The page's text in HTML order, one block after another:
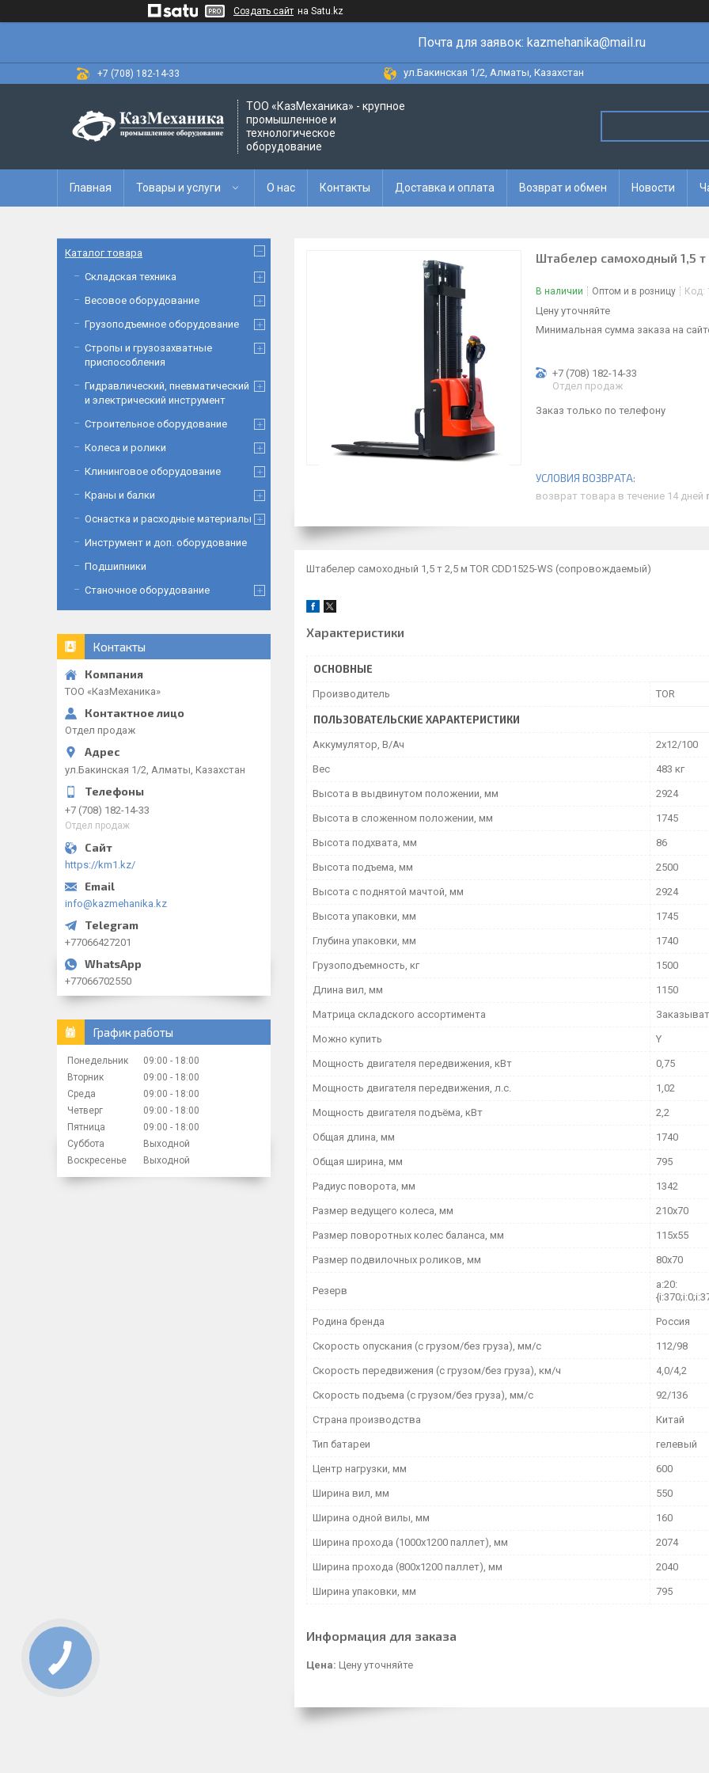
Создать сайт на Satu.kz
Почта для заявок: kazmehanika@mail.ru
+7 (708) 182-14-33 ул.Бакинская 1/2, Алматы, Казахстан
ТОО «‎КазМеханика» - крупное
промышленное и
технологическое
оборудование
Главная Товары и услуги О нас Контакты Доставка и оплата Возврат и обмен Новости
Штабелер самоходный 1,5
В наличии Оптом и в розницу Код:
Цену уточняйте
Минимальная сумма заказа на
+7 (708) 182-14-33
Отдел продаж
Заказ только по телефону
возврат товара в течение 14 дней
Штабелер самоходный 1,5 т 2,5 м TOR CDD1525-WS (сопровождаемый)
Характеристики
ОСНОВНЫЕ
Производитель TOR
ПОЛЬЗОВАТЕЛЬСКИЕ ХАРАКТЕРИСТИКИ
Аккумулятор, В/Ач 2х12/100
Вес 483 кг
Высота в выдвинутом положении, мм 2924
Высота в сложенном положении, мм 1745
Высота подхвата, мм 86
Высота подъема, мм 2500
Высота с поднятой мачтой, мм 2924
Высота упаковки, мм 1745
Глубина упаковки, мм 1740
Грузоподъемность, кг 1500
Длина вил, мм 1150
Матрица складского ассортимента
Можно купить Y
Мощность двигателя передвижения, кВт 0,75
Мощность двигателя передвижения, л.с. 1,02
Мощность двигателя подъёма, кВт 2,2
Общая длина, мм 1740
Общая ширина, мм 795
Радиус поворота, мм 1342
Размер ведущего колеса, мм 210х70
Размер поворотных колес баланса, мм 115х55
Размер подвилочных роликов, мм 80х70
Резерв
a:20:
Родина бренда Россия
Скорость опускания (с грузом/без груза), мм/с 112/98
Скорость передвижения (с грузом/без груза), км/ч 4,0/4,2
Скорость подъема (с грузом/без груза), мм/с 92/136
Страна производства Китай
Тип батареи гелевый
Центр нагрузки, мм 600
Ширина вил, мм 550
Ширина одной вилы, мм 160
Ширина прохода (1000х1200 паллет), мм 2074
Ширина прохода (800х1200 паллет), мм 2040
Ширина упаковки, мм 795
Информация для заказа
Цена: Цену уточняйте
Каталог товара
Складская техника
Весовое оборудование
Грузоподъемное оборудование
Стропы и грузозахватные
приспособления
Гидравлический, пневматический
и электрический инструмент
Строительное оборудование
Колеса и ролики
Клининговое оборудование
Краны и балки
Оснастка и расходные материалы
Инструмент и доп. оборудование
Подшипники
Станочное оборудование
Контакты
ТОО «‎КазМеханика»
Отдел продаж
ул.Бакинская 1/2, Алматы, Казахстан
+7 (708) 182-14-33
Отдел продаж
https://km1.kz/
info@kazmehanika.kz
+77066427201
+77066702550
График работы
Понедельник 09:00
18:00
Вторник
09:00
18:00
Среда
09:00
18:00
Четверг
09:00
18:00
Пятница
09:00
18:00
Суббота
Выходной
Воскресенье
Выходной